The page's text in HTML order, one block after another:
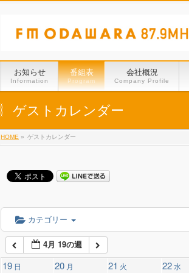
お知らせ
Information
番組表
Program
会社概況
Company Profile
ゲストカレンダー
HOME » ゲストカレンダー
カテゴリー
4月 19の週
19 日 20 月 21 火 22 水
01:00
02:00
03:00
04:00
05:00
06:00
07:00